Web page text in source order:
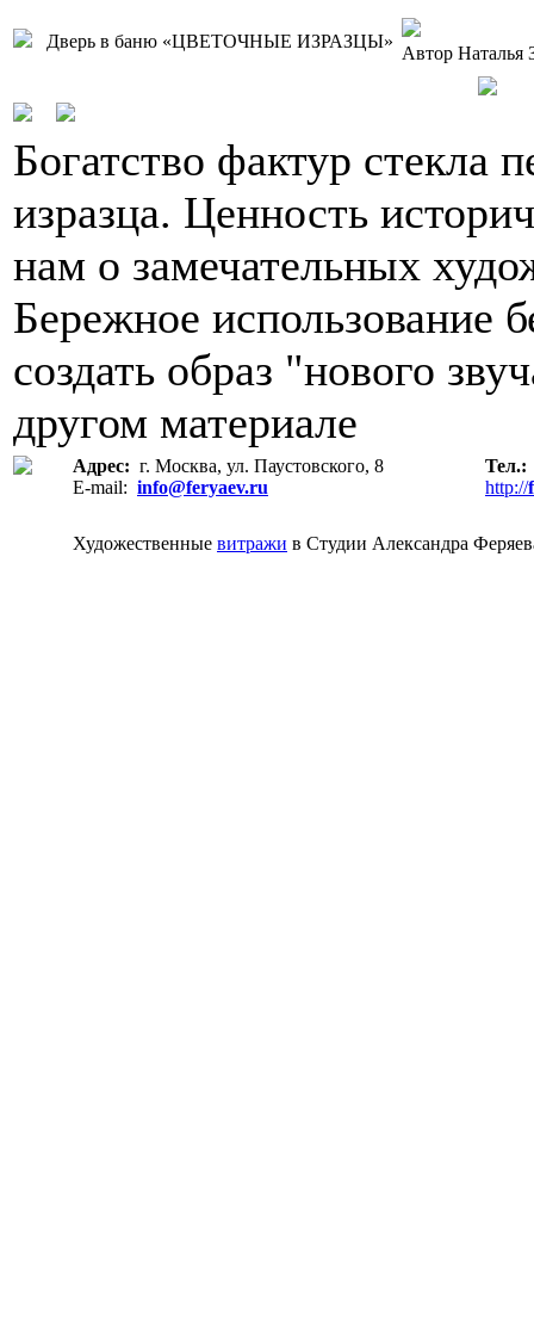
Дверь в баню «ЦВЕТОЧНЫЕ ИЗРАЗЦЫ»
Автор Наталья
Богатство фактур стекла
изразца. Ценность
нам о замечательных
Бережное использование
создать образ "нового
другом материале
Адрес: г. Москва, ул. Паустовского, 8
E-mail: info@feryaev.ru
http://
Художественные витражи в Студии Александра